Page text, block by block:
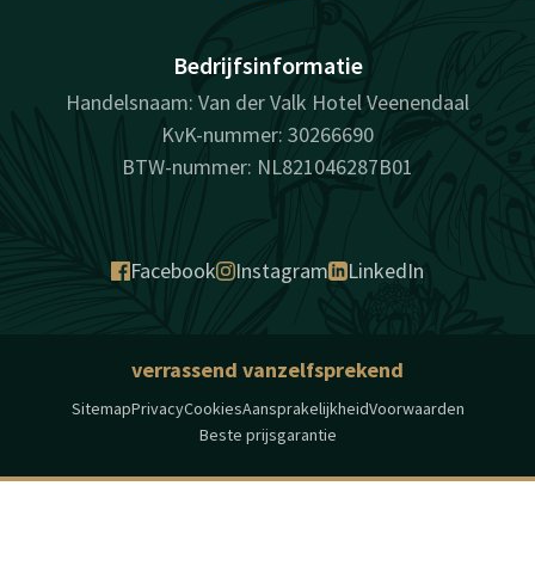
Bedrijfsinformatie
Handelsnaam: Van der Valk Hotel Veenendaal
KvK-nummer: 30266690
BTW-nummer: NL821046287B01
Facebook Instagram LinkedIn
verrassend vanzelfsprekend
SitemapPrivacyCookiesAansprakelijkheidVoorwaarden
Beste prijsgarantie